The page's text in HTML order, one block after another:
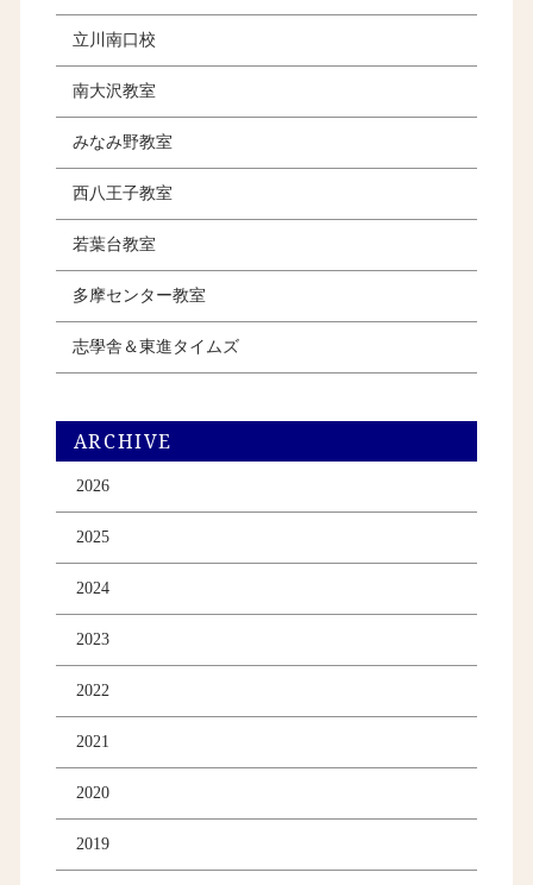
立川南口校
南大沢教室
みなみ野教室
西八王子教室
若葉台教室
多摩センター教室
志學舎＆東進タイムズ
ARCHIVE
2026
2025
2024
2023
2022
2021
2020
2019